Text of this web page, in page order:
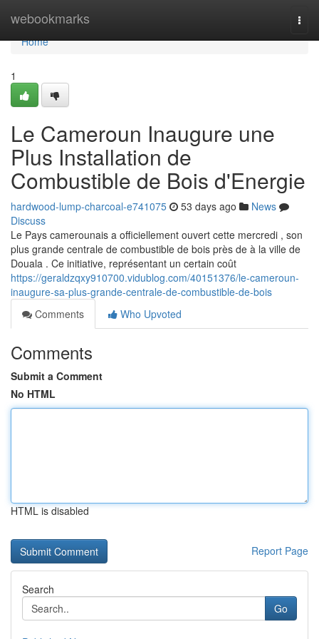
webookmarks
Home
Home
1
Le Cameroun Inaugure une
Plus Installation de
Combustible de Bois d'Energie
hardwood-lump-charcoal-e741075 53 days ago
News
Discuss
Le Pays camerounais a officiellement ouvert cette mercredi , son
plus grande centrale de combustible de bois près de à la ville de
Douala . Ce initiative, représentant un certain coût
https://geraldzqxy910700.vidublog.com/40151376/le-cameroun-
inaugure-sa-plus-grande-centrale-de-combustible-de-bois
Comments
Who Upvoted
Comments
Submit a Comment
No HTML
HTML is disabled
Report Page
Search
Go